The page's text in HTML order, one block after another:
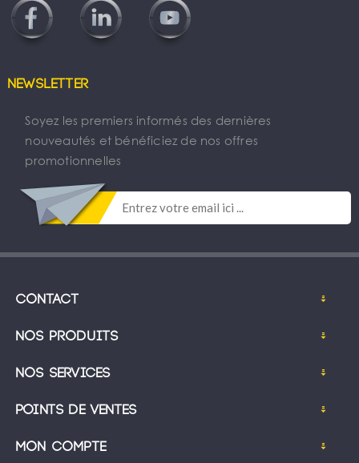
Newsletter
Soyez les premiers informés des dernières
nouveautés et bénéficiez de nos offres
promotionnelles
Contact
Nos produits
Nos services
Points de ventes
Mon compte